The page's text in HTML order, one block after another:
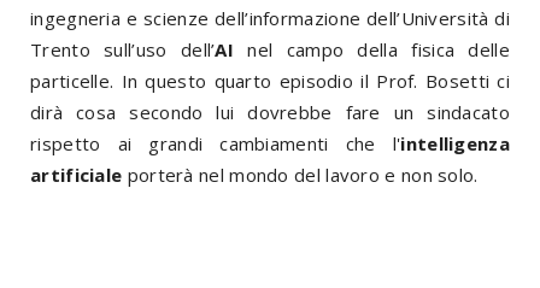
ingegneria e scienze dell’informazione dell’Università di
Trento sull’uso dell’AI nel campo della fisica delle
particelle. In questo quarto episodio il Prof. Bosetti ci
dirà cosa secondo lui dovrebbe fare un sindacato
rispetto ai grandi cambiamenti che l'intelligenza
artificiale porterà nel mondo del lavoro e non solo.